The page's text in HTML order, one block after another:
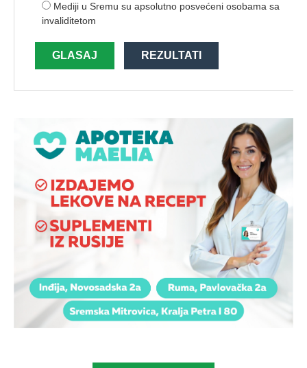
Mediji u Sremu su apsolutno posvećeni osobama sa
invaliditetom
GLASAJ REZULTATI